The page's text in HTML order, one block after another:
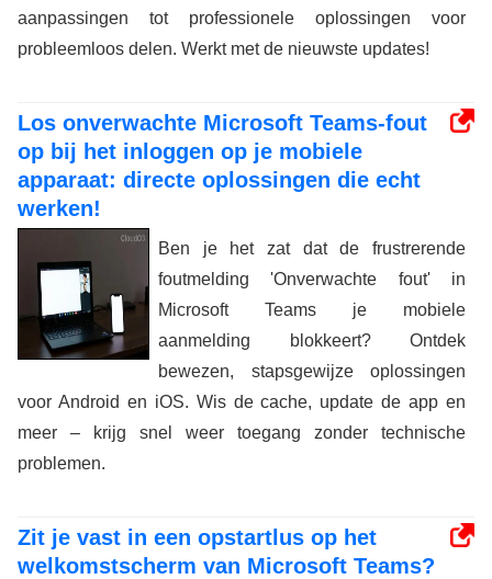
aanpassingen tot professionele oplossingen voor
probleemloos delen. Werkt met de nieuwste updates!
Los onverwachte Microsoft Teams-fout
op bij het inloggen op je mobiele
apparaat: directe oplossingen die echt
werken!
Ben je het zat dat de frustrerende
foutmelding 'Onverwachte fout' in
Microsoft Teams je mobiele
aanmelding blokkeert? Ontdek
bewezen, stapsgewijze oplossingen
voor Android en iOS. Wis de cache, update de app en
meer – krijg snel weer toegang zonder technische
problemen.
Zit je vast in een opstartlus op het
welkomstscherm van Microsoft Teams?